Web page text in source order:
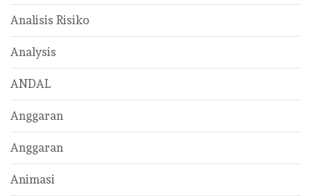
Analisis Risiko
Analysis
ANDAL
Anggaran
Anggaran
Animasi